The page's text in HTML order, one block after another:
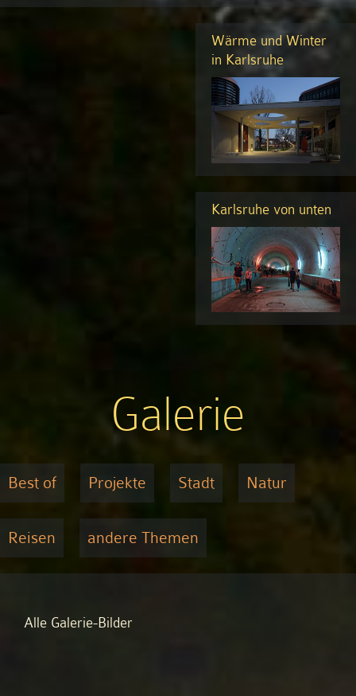
Wärme und Winter
in Karlsruhe
Karlsruhe von unten
Galerie
Best of Projekte Stadt Natur
Reisen andere Themen
Alle Galerie-Bilder